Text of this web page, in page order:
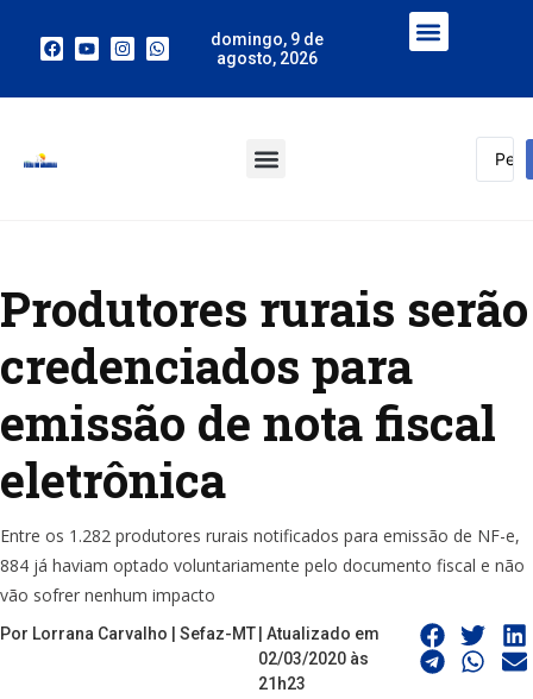
domingo, 9 de
agosto, 2026
Produtores rurais serão
credenciados para
emissão de nota fiscal
eletrônica
Entre os 1.282 produtores rurais notificados para emissão de NF-e,
884 já haviam optado voluntariamente pelo documento fiscal e não
vão sofrer nenhum impacto
Por Lorrana Carvalho | Sefaz-MT | Atualizado em
02/03/2020 às
21h23